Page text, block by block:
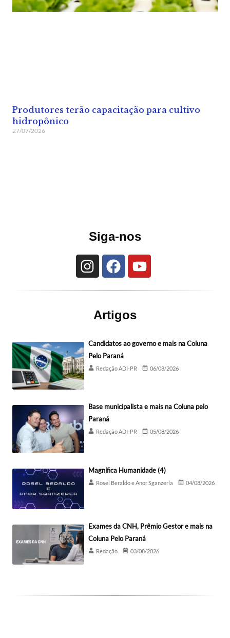
Produtores terão capacitação para cultivo
hidropônico
27/07/2026
Siga-nos
Artigos
Candidatos ao governo e mais na Coluna
Pelo Paraná
Redação ADI-PR 06/08/2026
Base municipalista e mais na Coluna pelo
Paraná
Redação ADI-PR 05/08/2026
Magnífica Humanidade (4)
Rosel Beraldo e Anor Sganzerla 04/08/2026
Exames da CNH, Prêmio Gestor e mais na
Coluna Pelo Paraná
Redação 03/08/2026